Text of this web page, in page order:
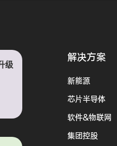
级
解决方案
新能源
芯片半导体
软件&物联网
集团控股